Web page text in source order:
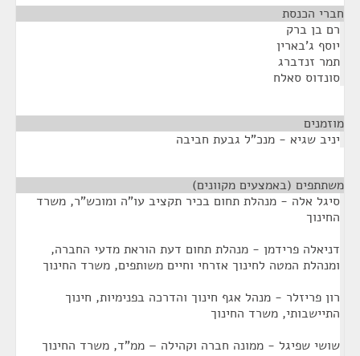
חברי הכנסת
רם בן ברק
יוסף ג'בארין
תמר זנדברג
סונדוס סאלח
מוזמנים
יניב שגיא - מנכ"ל גבעת חביבה
משתתפים (באמצעים מקוונים)
סיגל אלה - מנהלת תחום בכיר תקציב עו"ה ומוכש"ר, משרד
החינוך
דניאלה פרידמן - מנהלת תחום דעת הוראת מדעי החברה,
ומנהלת המטה לחינוך אזרחי וחיים משותפים, משרד החינוך
רון פריזלר - מנהל אגף חינוך והדרכה בפנימיות, חינוך
התיישבותי, משרד החינוך
שושי שפיגל - ממונה חברה וקהילה – ממ"ד, משרד החינוך